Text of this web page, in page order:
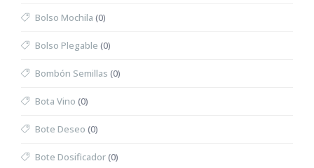
Bolso Mochila (0)
Bolso Plegable (0)
Bombón Semillas (0)
Bota Vino (0)
Bote Deseo (0)
Bote Dosificador(0)